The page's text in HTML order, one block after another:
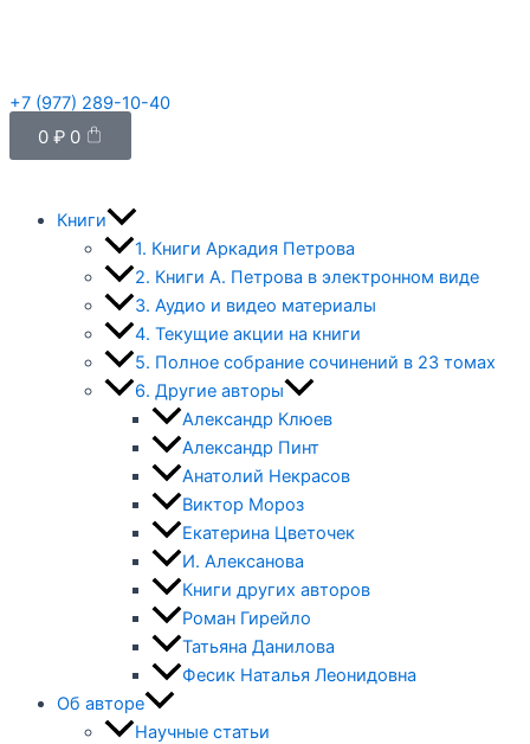
+7 (977) 289-10-40
0 ₽ 0
Cart
Книги
1. Книги Аркадия Петрова
2. Книги А. Петрова в электронном виде
3. Аудио и видео материалы
4. Текущие акции на книги
5. Полное собрание сочинений в 23 томах
6. Другие авторы
Александр Клюев
Александр Пинт
Анатолий Некрасов
Виктор Мороз
Екатерина Цветочек
И. Алексанова
Книги других авторов
Роман Гирейло
Татьяна Данилова
Фесик Наталья Леонидовна
Об авторе
Научные статьи